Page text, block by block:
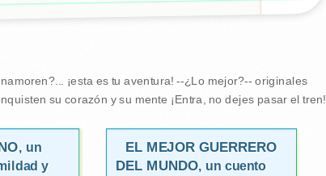
¡esta es tu aventura! --¿Lo mejor?-- originales
su corazón y su mente ¡Entra, no dejes pasar el tren!
, un
y
EL MEJOR GUERRERO
DEL MUNDO, un cuento